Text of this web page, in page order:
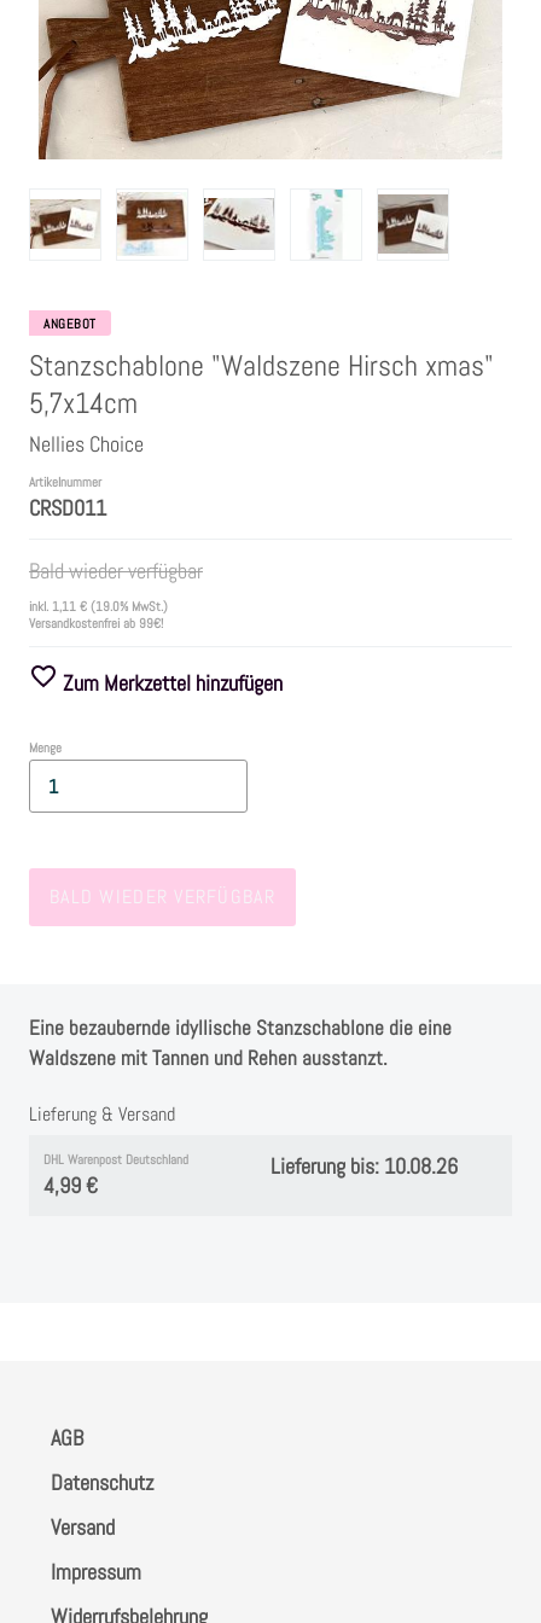
Clear Stamps
Stempelkissen
Embossing Pulver WOW
Kartendeko Embellishments
Präge-, Universal- Maskierschablonen
Papiere
Farben
Zubehör
Frühling/Ostern
Maritim/Sommer
Herbst
SALE
Kranzliebe
ANGEBOT
Stanzschablone "Waldszene Hirsch xmas"
5,7x14cm
Nellies Choice
Artikelnummer
CRSD011
Bald wieder verfügbar
inkl. 1,11 € (19.0% MwSt.)
Versandkostenfrei ab 99€!
Zum Merkzettel hinzufügen
Menge
BALD WIEDER VERFÜGBAR
Eine bezaubernde idyllische Stanzschablone die eine
Waldszene mit Tannen und Rehen ausstanzt.
Lieferung & Versand
DHL Warenpost Deutschland
4,99 €
Lieferung bis: 10.08.26
AGB
Datenschutz
Versand
Impressum
Widerrufsbelehrung